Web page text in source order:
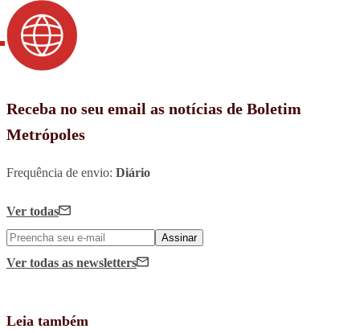
Receba no seu email as notícias de Boletim
Metrópoles
Frequência de envio: Diário
Ver todas
Assinar
Ver todas as newsletters
Leia também